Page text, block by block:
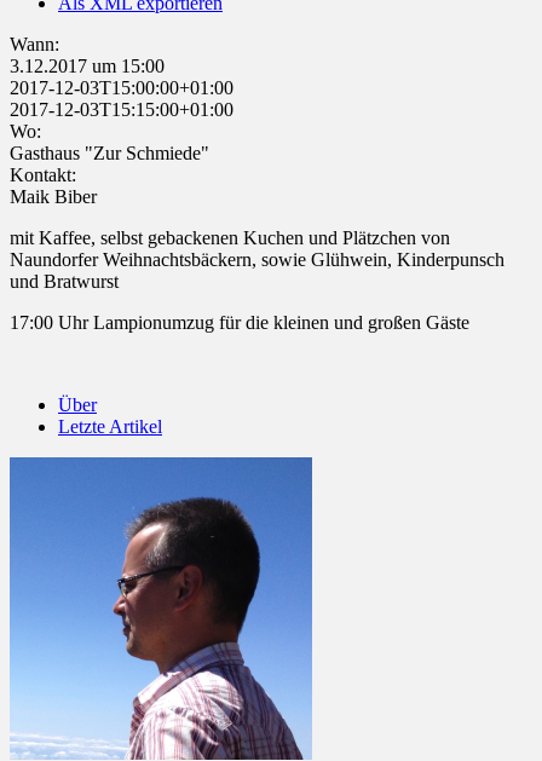
Wann:
3.12.2017 um 15:00
2017-12-03T15:00:00+01:00
2017-12-03T15:15:00+01:00
Wo:
Gasthaus "Zur Schmiede"
Kontakt:
Maik Biber
mit Kaffee, selbst gebackenen Kuchen und Plätzchen von
Naundorfer Weihnachtsbäckern, sowie Glühwein, Kinderpunsch
und Bratwurst
17:00 Uhr Lampionumzug für die kleinen und großen Gäste
Über
Letzte Artikel